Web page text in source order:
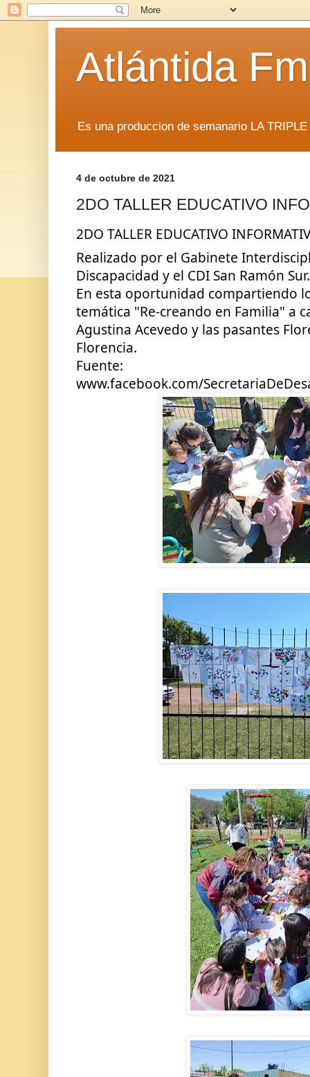
Atlántida
Es una produccion de semanario LA
4 de octubre de 2021
2DO TALLER EDUCATIVO
2DO TALLER EDUCATIVO
Realizado por el Gabinete
Discapacidad y el CDI San Ramón
En esta oportunidad compartiendo
temática "Re-creando en Familia" a
Agustina Acevedo y las pasantes
Florencia.
Fuente:
www.facebook.com/